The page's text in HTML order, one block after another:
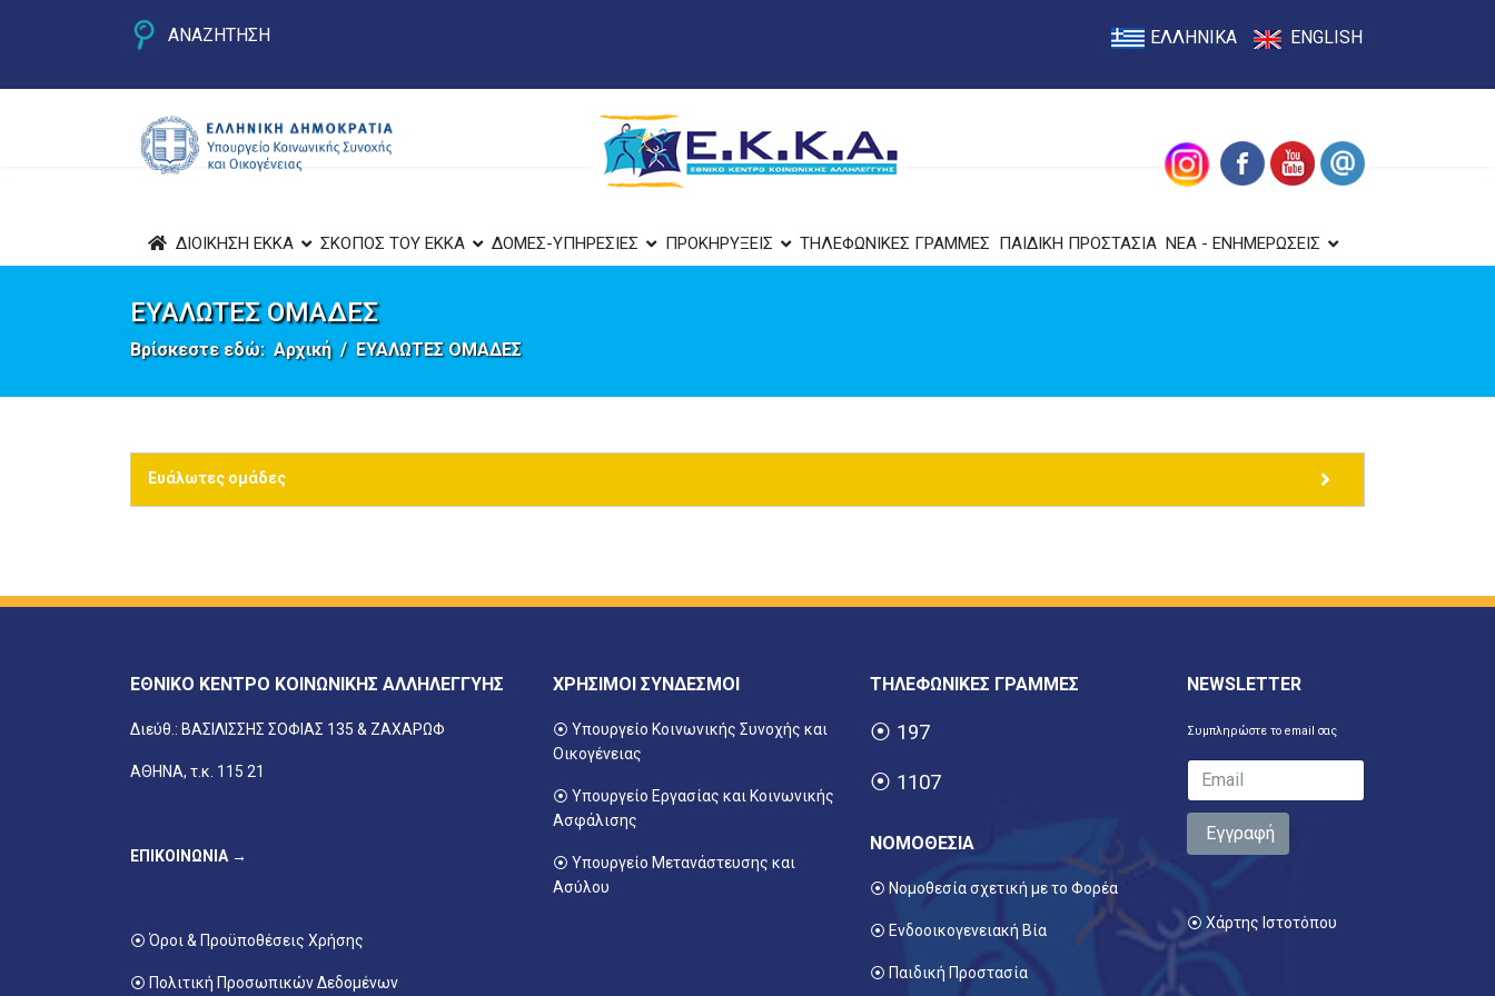
ΑΝΑΖΗΤΗΣΗ ΕΛΛΗΝΙΚΑ ENGLISH
ΔΙΟΙΚΗΣΗ ΕΚΚΑ ΣΚΟΠΟΣ ΤΟΥ ΕΚΚΑ ΔΟΜΕΣ-ΥΠΗΡΕΣΙΕΣ ΠΡΟΚΗΡΥΞΕΙΣ ΤΗΛΕΦΩΝΙΚΕΣ ΓΡΑΜΜΕΣ ΠΑΙΔΙΚΗ ΠΡΟΣΤΑΣΙΑ ΝΕΑ - ΕΝΗΜΕΡΩΣΕΙΣ
ΕΥΑΛΩΤΕΣ ΟΜΑΔΕΣ
Βρίσκεστε εδώ: Αρχική ΕΥΑΛΩΤΕΣ ΟΜΑΔΕΣ
Ευάλωτες ομάδες
ΕΘΝΙΚΟ ΚΕΝΤΡΟ ΚΟΙΝΩΝΙΚΗΣ ΑΛΛΗΛΕΓΓΥΗΣ
Διεύθ.: ΒΑΣΙΛΙΣΣΗΣ ΣΟΦΙΑΣ 135 & ΖΑΧΑΡΩΦ
ΑΘΗΝΑ, τ.κ. 115 21
ΕΠΙΚΟΙΝΩΝΙΑ →
⦿ Όροι & Προϋποθέσεις Χρήσης
⦿ Πολιτική Προσωπικών Δεδομένων
ΧΡΗΣΙΜΟΙ ΣΥΝΔΕΣΜΟΙ
⦿ Υπουργείο Κοινωνικής Συνοχής και
Οικογένειας
⦿ Υπουργείο Εργασίας και Κοινωνικής
Ασφάλισης
⦿ Υπουργείο Μετανάστευσης και
Ασύλου
ΤΗΛΕΦΩΝΙΚΕΣ ΓΡΑΜΜΕΣ
⦿ 197
⦿ 1107
ΝΟΜΟΘΕΣΙΑ
⦿ Νομοθεσία σχετική με το Φορέα
⦿ Ενδοοικογενειακή Βία
⦿ Παιδική Προστασία
NEWSLETTER
Συμπληρώστε το email σας
Εγγραφή
⦿ Χάρτης Ιστοτόπου